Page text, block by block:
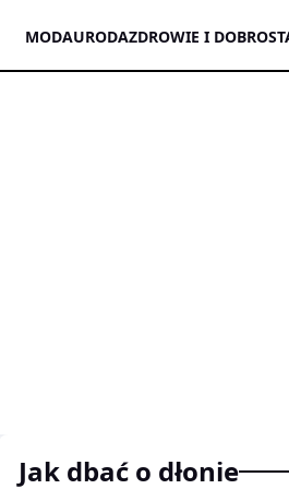
MODAURODAZDROWIE I
jak dbać o dłonie